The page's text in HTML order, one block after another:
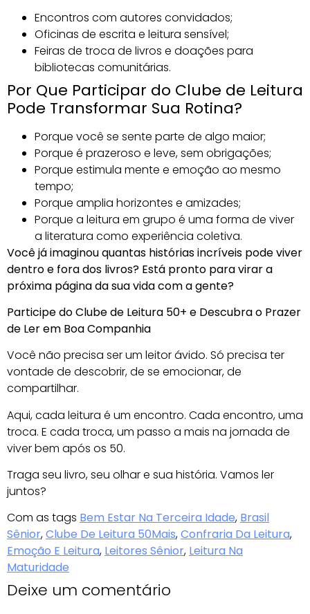
Encontros com autores convidados;
Oficinas de escrita e leitura sensível;
Feiras de troca de livros e doações para
bibliotecas comunitárias.
Por Que Participar do Clube de Leitura
Pode Transformar Sua Rotina?
Porque você se sente parte de algo maior;
Porque é prazeroso e leve, sem obrigações;
Porque estimula mente e emoção ao mesmo
tempo;
Porque amplia horizontes e amizades;
Porque a leitura em grupo é uma forma de viver
a literatura como experiência coletiva.
Você já imaginou quantas histórias incríveis pode viver
dentro e fora dos livros? Está pronto para virar a
próxima página da sua vida com a gente?
Participe do Clube de Leitura 50+ e Descubra o Prazer
de Ler em Boa Companhia
Você não precisa ser um leitor ávido. Só precisa ter
vontade de descobrir, de se emocionar, de
compartilhar.
Aqui, cada leitura é um encontro. Cada encontro, uma
troca. E cada troca, um passo a mais na jornada de
viver bem após os 50.
Traga seu livro, seu olhar e sua história. Vamos ler
juntos?
Com as tags Bem Estar Na Terceira Idade, Brasil
Sênior,Clube De Leitura 50Mais,Confraria Da Leitura,
Emoção E Leitura, Leitores Sênior, Leitura Na
Maturidade
Deixe um comentário